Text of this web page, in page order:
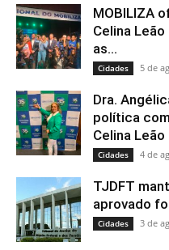
MOBILIZA
Celina
as...
Cidades 5 de
Dra.
política
Celina Leão
Cidades 4 de
TJDFT
aprovado
Cidades 3 de